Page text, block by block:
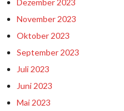
Dezember 2023
November 2023
Oktober 2023
September 2023
Juli 2023
Juni 2023
Mai 2023